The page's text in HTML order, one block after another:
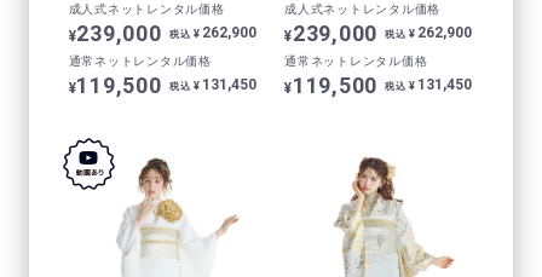
成人式ネットレンタル価格
¥239,000 税込 ¥ 262,900
通常ネットレンタル価格
¥119,500 税込 ¥ 131,450
成人式ネットレンタル価格
¥239,000 税込 ¥ 262,900
通常ネットレンタル価格
¥119,500 税込 ¥ 131,450